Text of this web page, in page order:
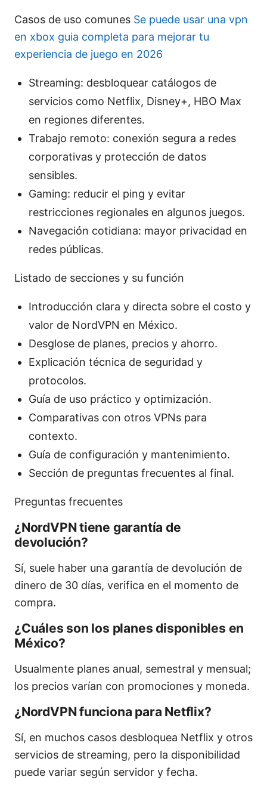
Casos de uso comunes Se puede usar una vpn
en xbox guia completa para mejorar tu
experiencia de juego en 2026
Streaming: desbloquear catálogos de
servicios como Netflix, Disney+, HBO Max
en regiones diferentes.
Trabajo remoto: conexión segura a redes
corporativas y protección de datos
sensibles.
Gaming: reducir el ping y evitar
restricciones regionales en algunos juegos.
Navegación cotidiana: mayor privacidad en
redes públicas.
Listado de secciones y su función
Introducción clara y directa sobre el costo y
valor de NordVPN en México.
Desglose de planes, precios y ahorro.
Explicación técnica de seguridad y
protocolos.
Guía de uso práctico y optimización.
Comparativas con otros VPNs para
contexto.
Guía de configuración y mantenimiento.
Sección de preguntas frecuentes al final.
Preguntas frecuentes
¿NordVPN tiene garantía de
devolución?
Sí, suele haber una garantía de devolución de
dinero de 30 días, verifica en el momento de
compra.
¿Cuáles son los planes disponibles en
México?
Usualmente planes anual, semestral y mensual;
los precios varían con promociones y moneda.
¿NordVPN funciona para Netflix?
Sí, en muchos casos desbloquea Netflix y otros
servicios de streaming, pero la disponibilidad
puede variar según servidor y fecha.